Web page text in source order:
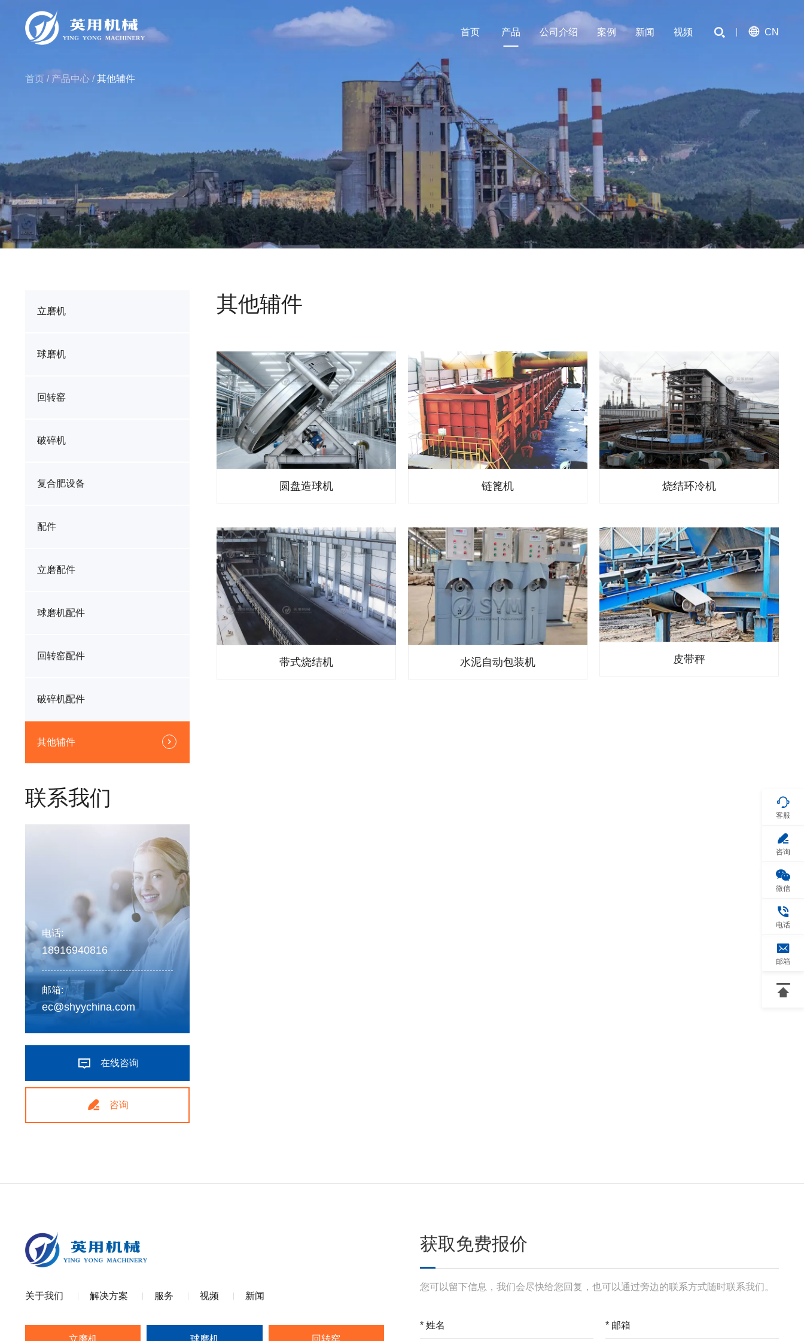
首页 产品 公司介绍 案例 新闻 视频   CN
首页 / 产品中心 /其他辅件
立磨机
球磨机
回转窑
破碎机
复合肥设备
配件
立磨配件
球磨机配件
回转窑配件
破碎机配件
其他辅件
联系我们
电话:
18916940816
邮箱:
ec@shyychina.com
 在线咨询
 咨询
其他辅件
圆盘造球机 链篦机 烧结环冷机
带式烧结机 水泥自动包装机 皮带秤

客服

咨询

微信

电话

邮箱

关于我们 解决方案 服务 视频 新闻
获取免费报价
您可以留下信息，我们会尽快给您回复，也可以通过旁边的联系方式随时联系我们。
* *